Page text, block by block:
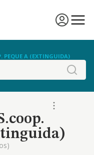
PEQUE A (EXTINGUIDA)